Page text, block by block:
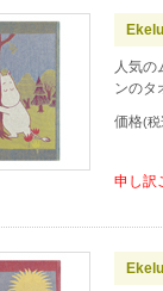
人気の
ンのタ
価格(税
申し訳